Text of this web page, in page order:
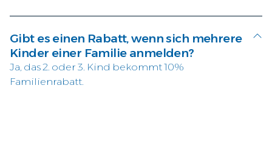
Gibt es einen Rabatt, wenn sich mehrere
Kinder einer Familie anmelden?
Ja, das 2. oder 3. Kind bekommt 10%
Familienrabatt.